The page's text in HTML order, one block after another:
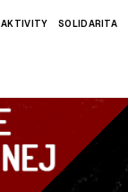
AKTIVITY SOLIDARITA